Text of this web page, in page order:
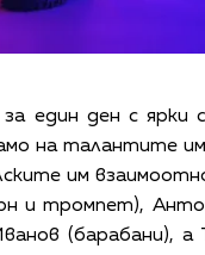
един ден с ярки
на талантите
им
и тромпет),
(барабани), а